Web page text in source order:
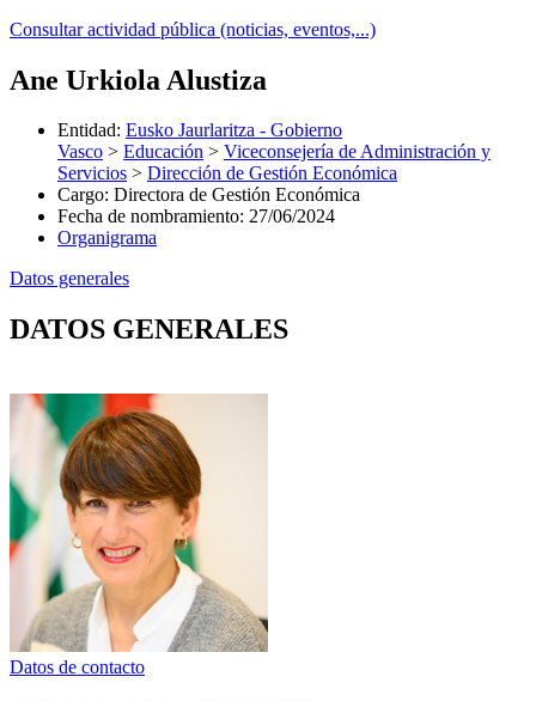
Consultar actividad pública (noticias, eventos,...)
Ane Urkiola Alustiza
Entidad: Eusko Jaurlaritza - Gobierno
Vasco > Educación > Viceconsejería de Administración y
Servicios > Dirección de Gestión Económica
Cargo: Directora de Gestión Económica
Fecha de nombramiento: 27/06/2024
Organigrama
Datos generales
DATOS GENERALES
Datos de contacto